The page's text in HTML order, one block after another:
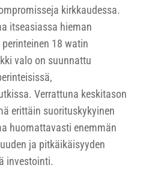
kirkkaudessa.
itseasiassa hieman
18 watin
valo on suunnattu
Verrattuna keskitason
erittäin suorituskykyinen
huomattavasti enemmän
ja pitkäikäisyyden
investointi.